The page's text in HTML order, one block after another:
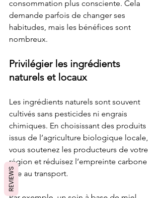
consommation plus consciente. Cela
demande parfois de changer ses
habitudes, mais les bénéfices sont
nombreux.
Privilégier les ingrédients
naturels et locaux
Les ingrédients naturels sont souvent
cultivés sans pesticides ni engrais
chimiques. En choisissant des produits
issus de l’agriculture biologique locale,
vous soutenez les producteurs de votre
région et réduisez l’empreinte carbone
liée au transport.
REVIEWS